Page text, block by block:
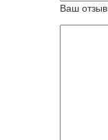
Ваш отзыв